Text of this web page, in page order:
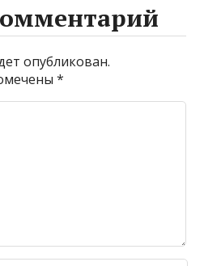
опубликован.
*